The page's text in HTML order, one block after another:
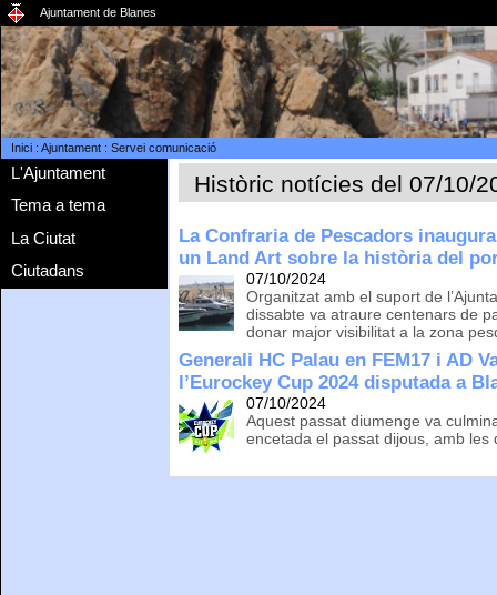
Ajuntament de Blanes
Inici: Ajuntament: Servei comunicació
L'Ajuntament
Tema a tema
La Ciutat
Ciutadans
Històric notícies del 07/10/
La Confraria de Pescadors
un Land Art sobre la història del
07/10/2024
Organitzat amb el suport de
dissabte va atraure centenars de
donar major visibilitat a la zona
Generali HC Palau en FEM17 i AD
l’Eurockey Cup 2024 disputada a
07/10/2024
Aquest passat diumenge va
encetada el passat dijous, amb